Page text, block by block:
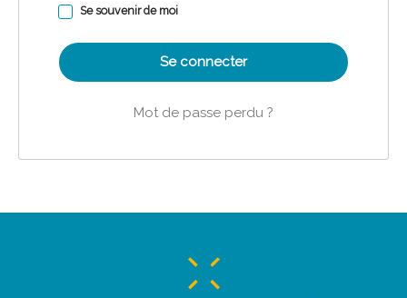
Se souvenir de moi
Se connecter
Mot de passe perdu ?